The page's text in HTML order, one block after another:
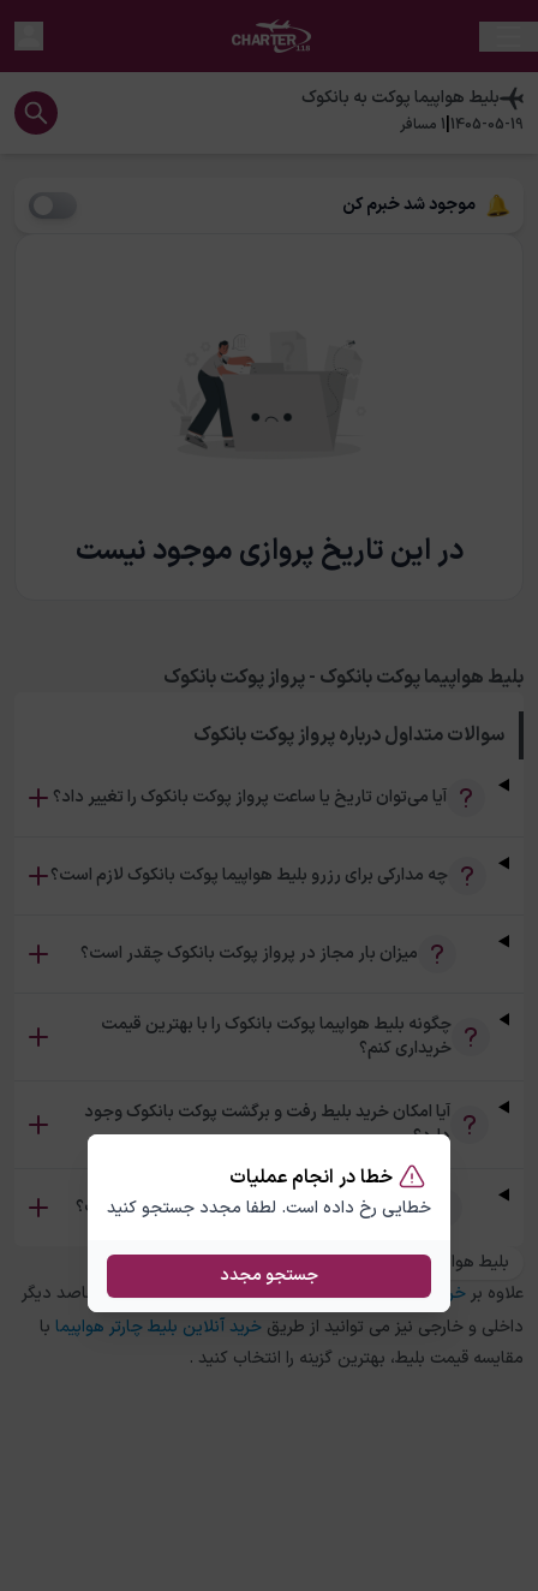
خطا در انجام عملیات
خطایی رخ داده است. لطفا مجدد جستجو کنید
جستجو مجدد
بلیط هواپیماپوکت به بانکوک
1405-05-19
|
1 مسافر
موجود شد خبرم کن
در این تاریخ پروازی موجود نیست
بلیط هواپیما پوکت بانکوک - پرواز پوکت بانکوک
سوالات متداول دربارهپرواز پوکت بانکوک
آیا می‌توان تاریخ یا ساعت پرواز پوکت بانکوک را تغییر داد؟
چه مدارکی برای رزرو بلیط هواپیما پوکت بانکوک لازم است؟
میزان بار مجاز در پرواز پوکت بانکوک چقدر است؟
چگونه بلیط هواپیما پوکت بانکوک را با بهترین قیمت
خریداری کنم؟
آیا امکان خرید بلیط رفت و برگشت پوکت بانکوک وجود
دارد؟
تفاوت بلیط چارتر و سیستمی پوکت بانکوک چیست؟
بلیط هواپیما بانکوک به پوکت
علاوه بر خرید بلیط هواپیماپوکتبهبانکوک
، در چارتر 118 برای مقاصد دیگر
داخلی و خارجی نیز می توانید از طریق خرید آنلاین بلیط چارتر هواپیما با
مقایسه قیمت بلیط، بهترین گزینه را انتخاب کنید .